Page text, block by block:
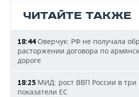
ЧИТАЙТЕ ТАКЖЕ
18:44Оверчук: РФ не получала
расторжении договора по
дороге
18:25 МИД: рост ВВП России в
показатели ЕС